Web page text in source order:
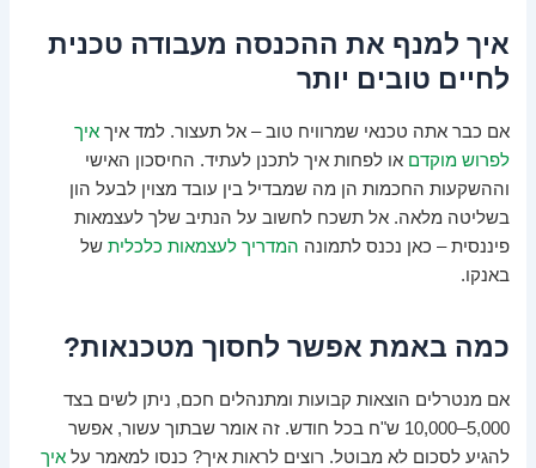
איך למנף את ההכנסה מעבודה טכנית
לחיים טובים יותר
אם כבר אתה טכנאי שמרוויח טוב – אל תעצור. למד איךאיך
לפרוש מוקדם או לפחות איך לתכנן לעתיד. החיסכון האישי
וההשקעות החכמות הן מה שמבדיל בין עובד מצוין לבעל הון
בשליטה מלאה. אל תשכח לחשוב על הנתיב שלך לעצמאות
פיננסית – כאן נכנס לתמונה המדריך לעצמאות כלכלית של
באנקו.
כמה באמת אפשר לחסוך מטכנאות?
אם מנטרלים הוצאות קבועות ומתנהלים חכם, ניתן לשים בצד
5,000–10,000 ש"ח בכל חודש. זה אומר שבתוך עשור, אפשר
להגיע לסכום לא מבוטל. רוצים לראות איך? כנסו למאמר עלאיך